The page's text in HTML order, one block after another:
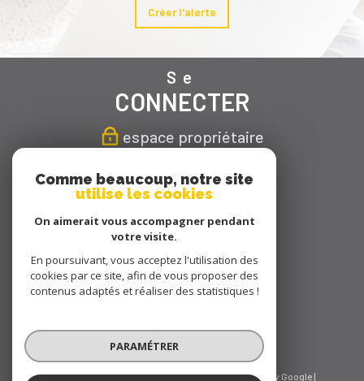
Créer l'alerte
Se
CONNECTER
espace propriétaire
Nous
SUIVRE
Nous
ADHÉRONS
© 2026 | Tous droits réservés | Traduction powered by Google |
Comme beaucoup, notre site
utilise les cookies
On aimerait vous accompagner pendant
votre visite.
En poursuivant, vous acceptez l'utilisation des
cookies par ce site, afin de vous proposer des
contenus adaptés et réaliser des statistiques !
PARAMÉTRER